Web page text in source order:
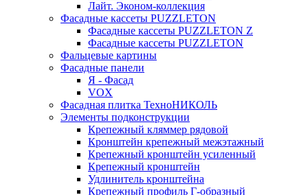
Лайт. Эконом-коллекция
Фасадные кассеты PUZZLETON
Фасадные кассеты PUZZLETON Z
Фасадные кассеты PUZZLETON
Фальцевые картины
Фасадные панели
Я - Фасад
VOX
Фасадная плитка ТехноНИКОЛЬ
Элементы подконструкции
Крепежный кляммер рядовой
Кронштейн крепежный межэтажный
Крепежный кронштейн усиленный
Крепежный кронштейн
Удлинитель кронштейна
Крепежный профиль Г-образный